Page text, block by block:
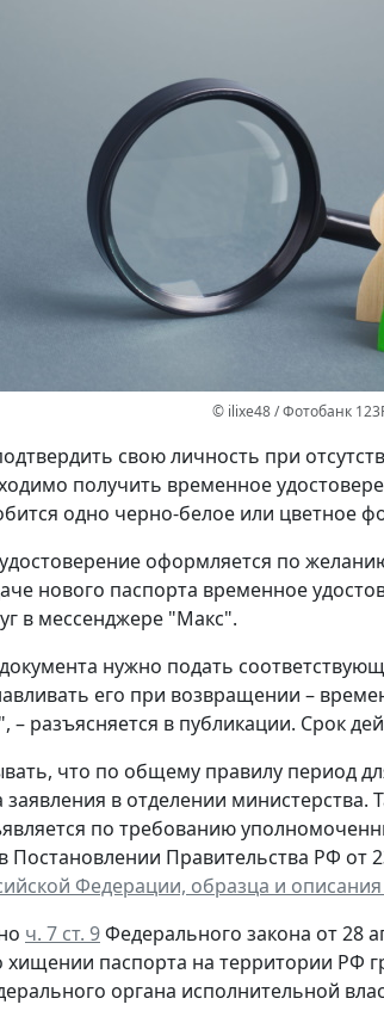
© ilixe48 / Фотобанк
свою личность при
получить временное
одно черно-белое или цветное
оформляется по
нового паспорта временное
в мессенджере "Макс".
нужно подать
его при возвращении –
– разъясняется в публикации. Срок
что по общему правилу период
в отделении
по требованию
Постановлении Правительства РФ от
Федерации, образца и
ч. 7 ст. 9Федерального закона от 28
хищении паспорта на территории РФ
органа исполнительной